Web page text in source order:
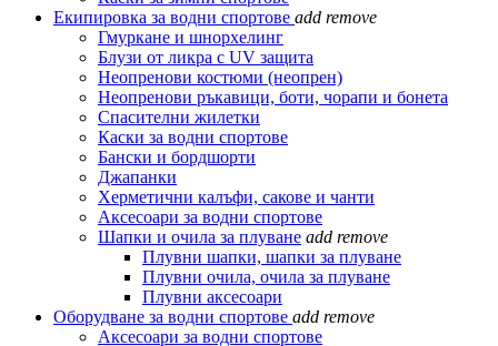
Екипировка за водни спортове add remove
Гмуркане и шнорхелинг
Блузи от ликра с UV защита
Неопренови костюми (неопрен)
Неопренови ръкавици, боти, чорапи и бонета
Спасителни жилетки
Каски за водни спортове
Бански и бордшорти
Джапанки
Херметични калъфи, сакове и чанти
Аксесоари за водни спортове
Шапки и очила за плуване add remove
Плувни шапки, шапки за плуване
Плувни очила, очила за плуване
Плувни аксесоари
Оборудване за водни спортове add remove
Аксесоари за водни спортове